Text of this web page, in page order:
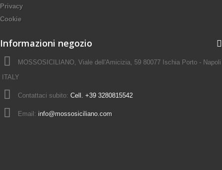
Privacy
Cookie
Informazioni negozio
MOSSOSICILIANO, Viale dell'Amicizia, 59 80077 Ischia Porto - Napoli
ITALY
Contattaci subito: Cell. +39 3280815542
Email: info@mossosiciliano.com